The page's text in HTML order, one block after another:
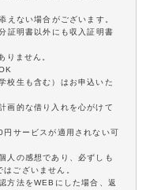
ない場合がございます。
証明書以外にも収入証明書
りません。
校生も含む）はお申込いた
画的な借り入れを心がけて
サービスが適用されない可
人の感想であり、必ずしも
ございません。
方法をWEBにした場合、返